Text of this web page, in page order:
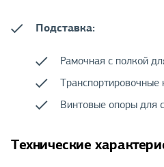
Подставка:
Рамочная с полкой
Винтовые опоры для
Технические